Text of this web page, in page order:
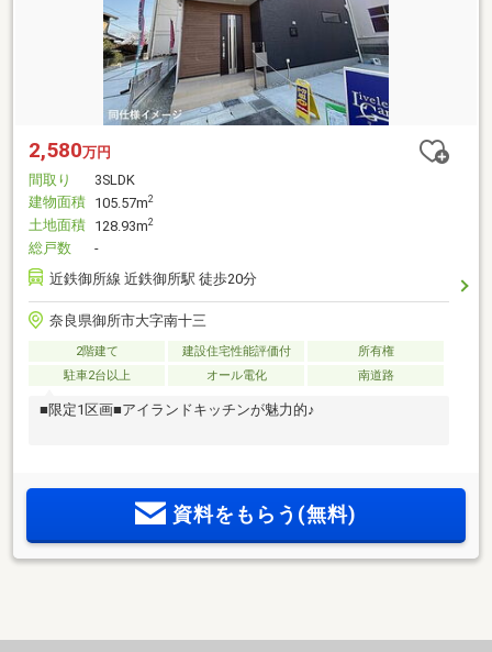
2,580万円
間取り
3SLDK
建物面積 105.57m2
土地面積 128.93m2
総戸数
-
近鉄御所線 近鉄御所駅 徒歩20分
奈良県御所市大字南十三
2階建て 建設住宅性能評価付
所有権
駐車2台以上
オール電化 南道路
■限定1区画■アイランドキッチンが魅力的♪
資料をもらう(無料)